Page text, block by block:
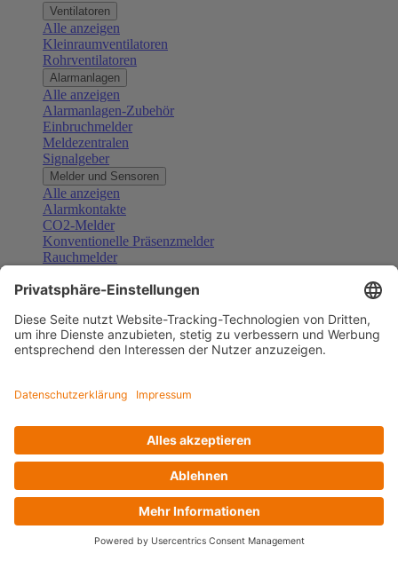
Ventilatoren
Alle anzeigen
Kleinraumventilatoren
Rohrventilatoren
Alarmanlagen
Alle anzeigen
Alarmanlagen-Zubehör
Einbruchmelder
Meldezentralen
Signalgeber
Melder und Sensoren
Alle anzeigen
Alarmkontakte
CO2-Melder
Konventionelle Präsenzmelder
Rauchmelder
Gefahrenmelder
Türsprechanlagen
Alle anzeigen
Außenstationen
Klingeltaster und Gongs
Sprechanlagen-Sets
Zubehör Türkommunikation
Videoüberwachung
Zubehör Videoüberwachung
Alle anzeigen